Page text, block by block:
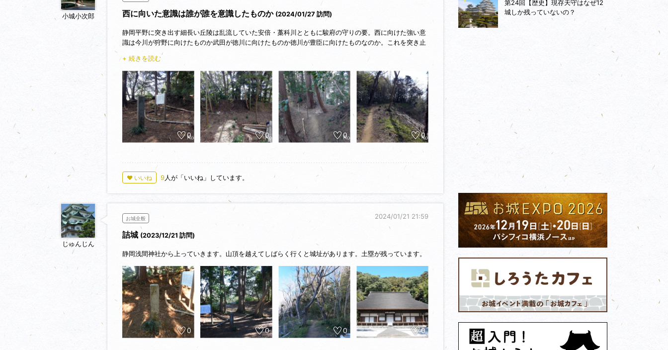
小城小次郎 西に向いた意識は誰が誰を意識したものか (2024/01/27 訪問)
静岡平野に突き出す細長い丘陵は乱流していた安倍・藁科川とともに駿府の守りの要。西に向けた強い意
識は今川が狩野に向けたものか武田が徳川に向けたものか徳川が豊臣に向けたものなのか。これを突き止
められたら面白いぞ。
+ 続きを読む
0 0 0 0
♥ いいね 9人が「いいね」しています。
じゅんじん
2024/01/21 21:59
お城全般
詰城 (2023/12/21 訪問)
静岡浅間神社から上っていきます。山頂を越えてしばらく行くと城址があります。土塁が残っています。
0 0 0 0
第24回【歴史】現存天守はなぜ12
城しか残っていないの？